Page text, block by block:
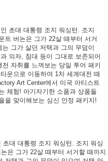
초대 대통령 조지 워싱턴. 조지
트 버논은 그가 22살 때부터 서거
그가 살던 저택과 그의 무덤이
의자, 침대 등이 그대로 보존되어
자취를 느껴보는 당일 투어 패키
운으로 이동하여 1차 세계대전 때
Art Center에서 미국 아티스트
체험! 아기자기한 소품과 상품들
을 맞이해보는 심신 안정 패키지!
대 대통령 조지 워싱턴. 조지 워싱
은 그가 22살 때부터 서거할 때까지